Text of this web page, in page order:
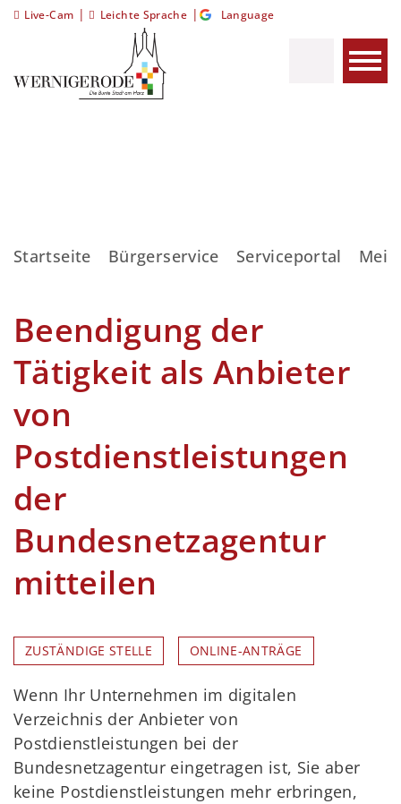
Live-Cam | Leichte Sprache | Language
Startseite Bürgerservice Serviceportal
Beendigung der
Tätigkeit als Anbieter
von
Postdienstleistungen
der
Bundesnetzagentur
mitteilen
ZUSTÄNDIGE STELLE ONLINE-ANTRÄGE
Wenn Ihr Unternehmen im digitalen
Verzeichnis der Anbieter von
Postdienstleistungen bei der
Bundesnetzagentur eingetragen ist, Sie aber
keine Postdienstleistungen mehr erbringen,